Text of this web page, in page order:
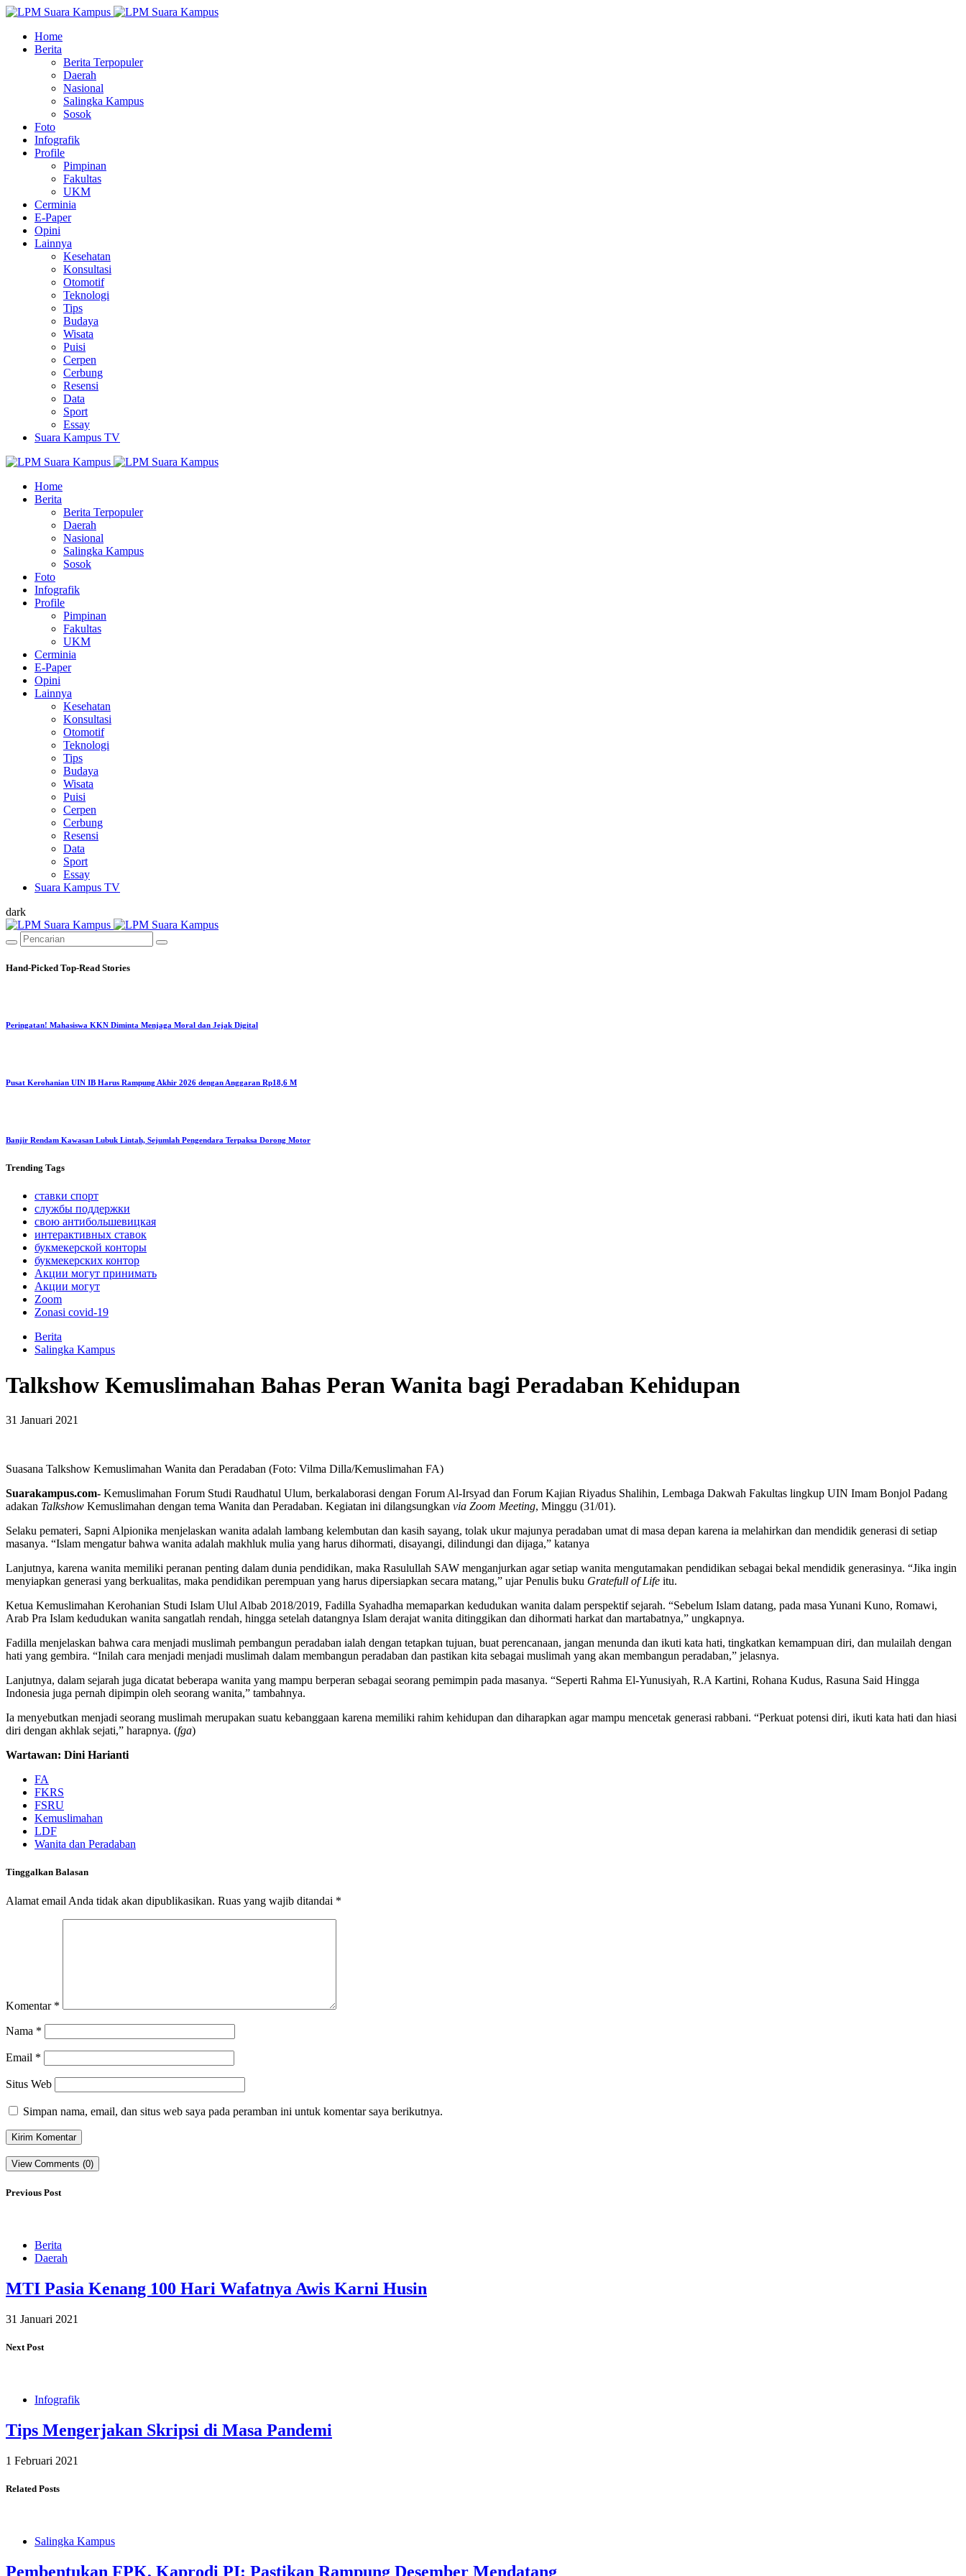
Home
Berita
Berita Terpopuler
Daerah
Nasional
Salingka Kampus
Sosok
Foto
Infografik
Profile
Pimpinan
Fakultas
UKM
Cerminia
E-Paper
Opini
Lainnya
Kesehatan
Konsultasi
Otomotif
Teknologi
Tips
Budaya
Wisata
Puisi
Cerpen
Cerbung
Resensi
Data
Sport
Essay
Suara Kampus TV
Home
Berita
Berita Terpopuler
Daerah
Nasional
Salingka Kampus
Sosok
Foto
Infografik
Profile
Pimpinan
Fakultas
UKM
Cerminia
E-Paper
Opini
Lainnya
Kesehatan
Konsultasi
Otomotif
Teknologi
Tips
Budaya
Wisata
Puisi
Cerpen
Cerbung
Resensi
Data
Sport
Essay
Suara Kampus TV
dark
Hand-Picked Top-Read Stories
Peringatan! Mahasiswa KKN Diminta Menjaga Moral dan Jejak Digital
Pusat Kerohanian UIN IB Harus Rampung Akhir 2026 dengan Anggaran Rp18,6 M
Banjir Rendam Kawasan Lubuk Lintah, Sejumlah Pengendara Terpaksa Dorong Motor
Trending Tags
ставки спорт
службы поддержки
свою антибольшевицкая
интерактивных ставок
букмекерской конторы
букмекерских контор
Акции могут принимать
Акции могут
Zoom
Zonasi covid-19
Berita
Salingka Kampus
Talkshow Kemuslimahan Bahas Peran Wanita bagi Peradaban Kehidupan
31 Januari 2021
Suasana Talkshow Kemuslimahan Wanita dan Peradaban (Foto: Vilma Dilla/Kemuslimahan FA)
Suarakampus.com- Kemuslimahan Forum Studi Raudhatul Ulum, berkalaborasi dengan Forum Al-Irsyad dan Forum Kajian Riyadus Shalihin, Lembaga Dakwah Fakultas lingkup UIN Imam Bonjol Padang
adakan Talkshow Kemuslimahan dengan tema Wanita dan Peradaban. Kegiatan ini dilangsungkan via Zoom Meeting, Minggu (31/01).
Selaku pemateri, Sapni Alpionika menjelaskan wanita adalah lambang kelembutan dan kasih sayang, tolak ukur majunya peradaban umat di masa depan karena ia melahirkan dan mendidik generasi di setiap
masanya. “Islam mengatur bahwa wanita adalah makhluk mulia yang harus dihormati, disayangi, dilindungi dan dijaga,” katanya
Lanjutnya, karena wanita memiliki peranan penting dalam dunia pendidikan, maka Rasulullah SAW menganjurkan agar setiap wanita mengutamakan pendidikan sebagai bekal mendidik generasinya. “Jika ingin
menyiapkan generasi yang berkualitas, maka pendidikan perempuan yang harus dipersiapkan secara matang,” ujar Penulis buku Gratefull of Life itu.
Ketua Kemuslimahan Kerohanian Studi Islam Ulul Albab 2018/2019, Fadilla Syahadha memaparkan kedudukan wanita dalam perspektif sejarah. “Sebelum Islam datang, pada masa Yunani Kuno, Romawi,
Arab Pra Islam kedudukan wanita sangatlah rendah, hingga setelah datangnya Islam derajat wanita ditinggikan dan dihormati harkat dan martabatnya,” ungkapnya.
Fadilla menjelaskan bahwa cara menjadi muslimah pembangun peradaban ialah dengan tetapkan tujuan, buat perencanaan, jangan menunda dan ikuti kata hati, tingkatkan kemampuan diri, dan mulailah dengan
hati yang gembira. “Inilah cara menjadi menjadi muslimah dalam membangun peradaban dan pastikan kita sebagai muslimah yang akan membangun peradaban,” jelasnya.
Lanjutnya, dalam sejarah juga dicatat beberapa wanita yang mampu berperan sebagai seorang pemimpin pada masanya. “Seperti Rahma El-Yunusiyah, R.A Kartini, Rohana Kudus, Rasuna Said Hingga
Indonesia juga pernah dipimpin oleh seorang wanita,” tambahnya.
Ia menyebutkan menjadi seorang muslimah merupakan suatu kebanggaan karena memiliki rahim kehidupan dan diharapkan agar mampu mencetak generasi rabbani. “Perkuat potensi diri, ikuti kata hati dan hiasi
diri dengan akhlak sejati,” harapnya. (fga)
Wartawan: Dini Harianti
FA
FKRS
FSRU
Kemuslimahan
LDF
Wanita dan Peradaban
Tinggalkan Balasan
Alamat email Anda tidak akan dipublikasikan. Ruas yang wajib ditandai *
Komentar *
Nama *
Email *
Situs Web
Simpan nama, email, dan situs web saya pada peramban ini untuk komentar saya berikutnya.
View Comments (0)
Previous Post
Berita
Daerah
MTI Pasia Kenang 100 Hari Wafatnya Awis Karni Husin
31 Januari 2021
Next Post
Infografik
Tips Mengerjakan Skripsi di Masa Pandemi
1 Februari 2021
Related Posts
Salingka Kampus
Pembentukan FPK, Kaprodi PI: Pastikan Rampung Desember Mendatang